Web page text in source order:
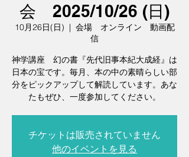
会 2025/10/26 (日)
10月26日(日)
  |
会場 オンライン 動画配
信
神学講座 幻の書『先代旧事本紀大成経』は
日本の宝です。毎月、本の中の素晴らしい部
分をピックアップして解読しています。あな
たもぜひ、一度参加してください。
チケットは販売されていません
他のイベントを見る